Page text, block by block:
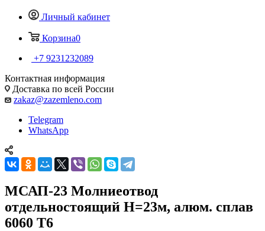
Личный кабинет
Корзина0
+7 9231232089
Контактная информация
Доставка по всей России
zakaz@zazemleno.com
Telegram
WhatsApp
МСАП-23 Молниеотвод
отдельностоящий H=23м, алюм. сплав
6060 T6